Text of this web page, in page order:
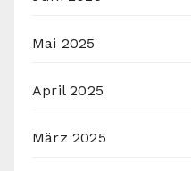
Mai 2025
April 2025
März 2025